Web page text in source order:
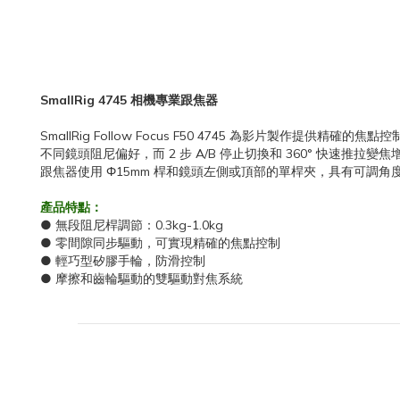
SmallRig 4745 相機專業跟焦器
SmallRig Follow Focus F50 4745 為影片製作提供精確的焦點
不同鏡頭阻尼偏好，而 2 步 A/B 停止切換和 360° 快速推拉變
跟焦器使用 Φ15mm 桿和鏡頭左側或頂部的單桿夾，具有可調
產品特點：
● 無段阻尼桿調節：0.3kg-1.0kg
● 零間隙同步驅動，可實現精確的焦點控制
● 輕巧型矽膠手輪，防滑控制
● 摩擦和齒輪驅動的雙驅動對焦系統